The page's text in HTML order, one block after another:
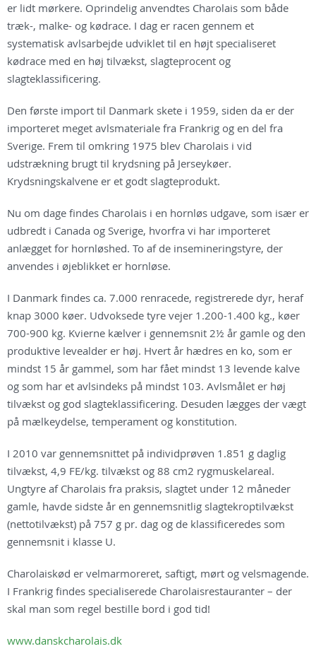
er lidt mørkere. Oprindelig anvendtes Charolais som både
træk-, malke- og kødrace. I dag er racen gennem et
systematisk avlsarbejde udviklet til en højt specialiseret
kødrace med en høj tilvækst, slagteprocent og
slagteklassificering.
Den første import til Danmark skete i 1959, siden da er der
importeret meget avlsmateriale fra Frankrig og en del fra
Sverige. Frem til omkring 1975 blev Charolais i vid
udstrækning brugt til krydsning på Jerseykøer.
Krydsningskalvene er et godt slagteprodukt.
Nu om dage findes Charolais i en hornløs udgave, som især er
udbredt i Canada og Sverige, hvorfra vi har importeret
anlægget for hornløshed. To af de insemineringstyre, der
anvendes i øjeblikket er hornløse.
I Danmark findes ca. 7.000 renracede, registrerede dyr, heraf
knap 3000 køer. Udvoksede tyre vejer 1.200-1.400 kg., køer
700-900 kg. Kvierne kælver i gennemsnit 2½ år gamle og den
produktive levealder er høj. Hvert år hædres en ko, som er
mindst 15 år gammel, som har fået mindst 13 levende kalve
og som har et avlsindeks på mindst 103. Avlsmålet er høj
tilvækst og god slagteklassificering. Desuden lægges der vægt
på mælkeydelse, temperament og konstitution.
I 2010 var gennemsnittet på individprøven 1.851 g daglig
tilvækst, 4,9 FE/kg. tilvækst og 88 cm2 rygmuskelareal.
Ungtyre af Charolais fra praksis, slagtet under 12 måneder
gamle, havde sidste år en gennemsnitlig slagtekroptilvækst
(nettotilvækst) på 757 g pr. dag og de klassificeredes som
gennemsnit i klasse U.
Charolaiskød er velmarmoreret, saftigt, mørt og velsmagende.
I Frankrig findes specialiserede Charolaisrestauranter – der
skal man som regel bestille bord i god tid!
www.danskcharolais.dk